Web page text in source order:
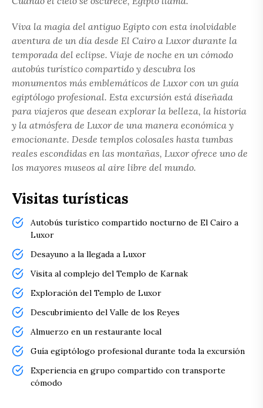
Viva la magia del antiguo Egipto con esta inolvidable
aventura de un día desde El Cairo a Luxor durante la
temporada del eclipse. Viaje de noche en un cómodo
autobús turístico compartido y descubra los
monumentos más emblemáticos de Luxor con un guía
egiptólogo profesional. Esta excursión está diseñada
para viajeros que desean explorar la belleza, la historia
y la atmósfera de Luxor de una manera económica y
emocionante. Desde templos colosales hasta tumbas
reales escondidas en las montañas, Luxor ofrece uno de
los mayores museos al aire libre del mundo.
Visitas turísticas
Autobús turístico compartido nocturno de El Cairo a
Luxor
Desayuno a la llegada a Luxor
Visita al complejo del Templo de Karnak
Exploración del Templo de Luxor
Descubrimiento del Valle de los Reyes
Almuerzo en un restaurante local
Guía egiptólogo profesional durante toda la excursión
Experiencia en grupo compartido con transporte
cómodo